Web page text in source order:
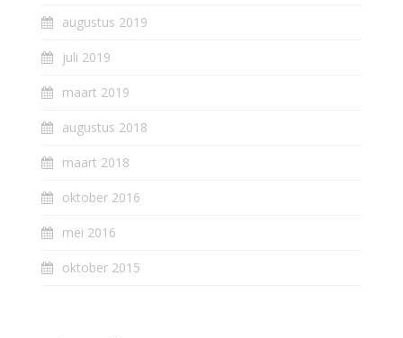
augustus 2019
juli 2019
maart 2019
augustus 2018
maart 2018
oktober 2016
mei 2016
oktober 2015